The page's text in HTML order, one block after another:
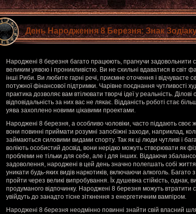
День Народження 8 Березня: Знак
Народжені 8 березня багато працюють, прагнучи задовольнити
великим уявою і проникливістю. Ви не схильні вдаватися в світ
інші Риби. Ви любите гарні речі, приємне оточення і відчуваєте
потужної фінансової підтримки. Чарівне поєднання чутливості
практика дозволяє вам втілювати творчі ідеї у реальність. Ділові
відповідальність за них вас не лякає. Відданість роботі стає
уява захоплено новими цікавими проектами.
Народжені 8 березня, а особливо чоловіки, часто піддають своє
вони повинні приймати розумні запобіжні заходи, наприклад,
займаються силовими видами спорту. Так як ці люди чутливі і
воліють особистий досвід, вони нерідко можуть створювати як
проблеми не тільки для себе, але і для інших. Віддаючи
задоволення, народжені в цей день значно полегшать собі
уникати будь-яких видів наркотиків, включаючи алкоголь. Багато
пройти через великі випробування. Їх душевна стійкість, однак,
продуманого відпочинку. Народжені 8 березня можуть втратити
увійдуть до занадто тісне зіткнення з енергетичним вампіром.
Народжені 8 березня неодмінно повинні знайти свій власний